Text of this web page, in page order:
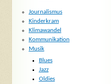
Journalismus
Kinderkram
Klimawandel
Kommunikation
Musik
Blues
Jazz
Oldies